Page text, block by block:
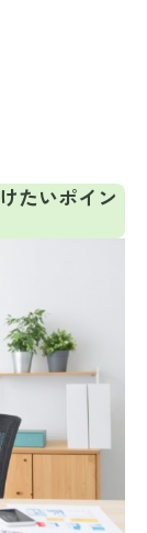
たいポイン